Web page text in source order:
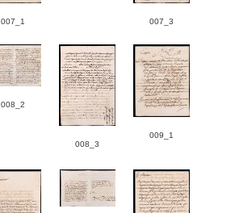
007_1
007_3
008_2
008_3
009_1